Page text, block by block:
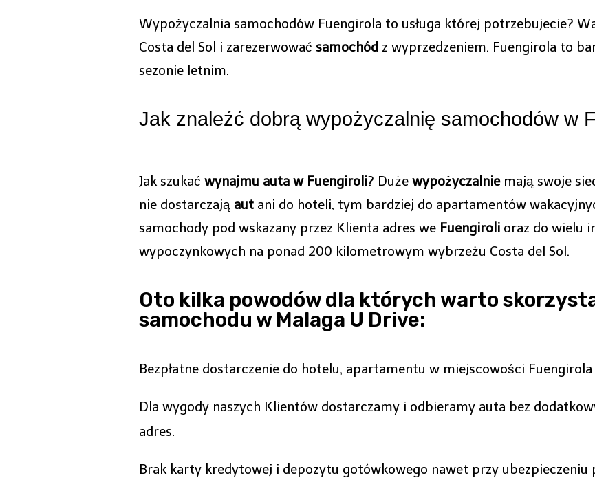
Wypożyczalnia samochodów Fuengirola to usługa której potrzebujecie?
Costa del Sol i zarezerwować samochód z wyprzedzeniem. Fuengirola to
sezonie letnim.
Jak znaleźć dobrą wypożyczalnię samochodów w
Jak szukać wynajmu auta w Fuengiroli? Duże wypożyczalniemają swoje
nie dostarczają autani do hoteli, tym bardziej do apartamentów
samochody pod wskazany przez Klienta adres we Fuengirolioraz do wielu
wypoczynkowych na ponad 200 kilometrowym wybrzeżu Costa del Sol.
Oto kilka powodów dla których warto
samochodu w Malaga U Drive:
Bezpłatne dostarczenie do hotelu, apartamentu w miejscowości
Dla wygody naszych Klientów dostarczamy i odbieramy auta bez
adres.
Brak karty kredytowej i depozytu gotówkowego nawet przy ubezpieczeniu